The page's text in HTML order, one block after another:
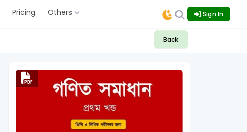
Pricing Others Sign In
Back